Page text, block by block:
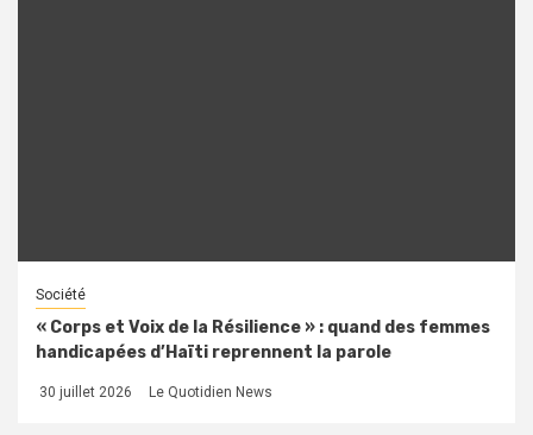
Société
« Corps et Voix de la Résilience » : quand des femmes
handicapées d’Haïti reprennent la parole
30 juillet 2026 Le Quotidien News